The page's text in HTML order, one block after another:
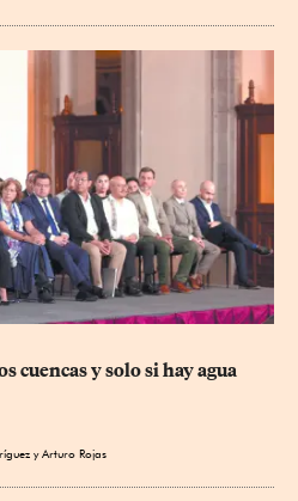
cuencas y solo si hay agua
yArturo Rojas